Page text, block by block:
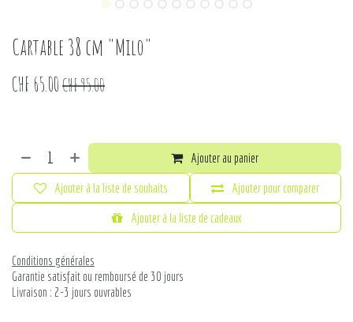
Cartable 38 cm "Milo"
CHF 65.00CHF95.00
Ajouter au panier
Ajouter pour comparer
Ajouter à la liste de cadeaux
Ajouter à la liste de souhaits
Conditions générales
Garantie satisfait ou remboursé de 30 jours
Livraison : 2-3 jours ouvrables